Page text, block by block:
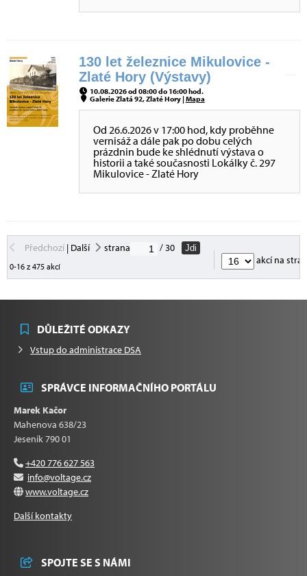
130 let železnice Mikulovice -
Zlaté Hory (Výstavy)
10.08.2026 od 08:00 do 16:00 hod.
Galerie Zlatá 92, Zlaté Hory |Mapa
Od 26.6.2026 v 17:00 hod, kdy proběhne
vernisáž a dále pak po dobu celých
prázdnin bude ke shlédnutí výstava o
historii a také současnosti Lokálky č. 297
Mikulovice - Zlaté Hory
Předchozí| Další strana / 30
Jdi
0-16 z 475 akcí
akcí na
DŮLEŽITÉ ODKAZY
Vstup do administrace DSA
SPRÁVCE INFORMAČNÍHO PORTÁLU
Marek Kačor
Mahenova 638/23
Jeseník 790 01
+420 776 627 563
info@voltage.cz
www.voltage.cz
Další kontakty
SPOJTE SE S NÁMI